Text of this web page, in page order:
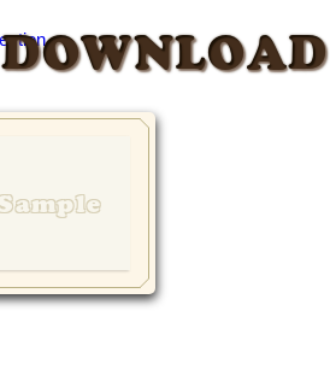
DOWNLOAD